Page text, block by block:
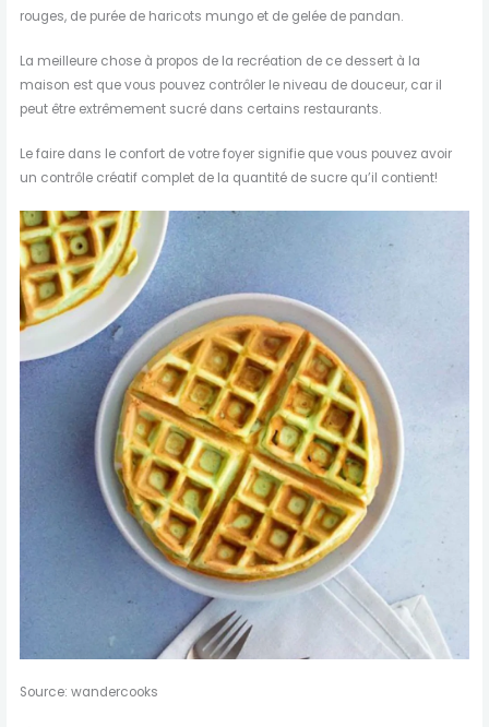
rouges, de purée de haricots mungo et de gelée de pandan.
La meilleure chose à propos de la recréation de ce dessert à la
maison est que vous pouvez contrôler le niveau de douceur, car il
peut être extrêmement sucré dans certains restaurants.
Le faire dans le confort de votre foyer signifie que vous pouvez avoir
un contrôle créatif complet de la quantité de sucre qu’il contient!
Source: wandercooks